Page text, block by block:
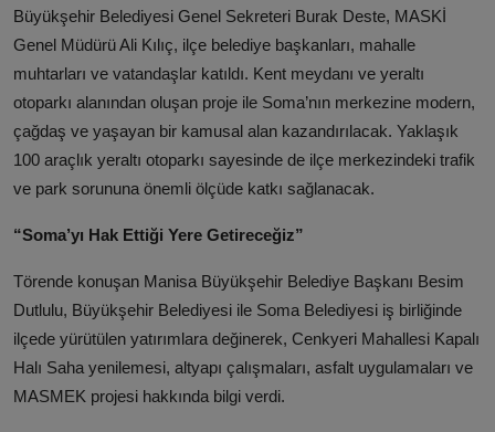
Büyükşehir Belediyesi Genel Sekreteri Burak Deste, MASKİ
Genel Müdürü Ali Kılıç, ilçe belediye başkanları, mahalle
muhtarları ve vatandaşlar katıldı. Kent meydanı ve yeraltı
otoparkı alanından oluşan proje ile Soma’nın merkezine modern,
çağdaş ve yaşayan bir kamusal alan kazandırılacak. Yaklaşık
100 araçlık yeraltı otoparkı sayesinde de ilçe merkezindeki trafik
ve park sorununa önemli ölçüde katkı sağlanacak.
“Soma’yı Hak Ettiği Yere Getireceğiz”
Törende konuşan Manisa Büyükşehir Belediye Başkanı Besim
Dutlulu, Büyükşehir Belediyesi ile Soma Belediyesi iş birliğinde
ilçede yürütülen yatırımlara değinerek, Cenkyeri Mahallesi Kapalı
Halı Saha yenilemesi, altyapı çalışmaları, asfalt uygulamaları ve
MASMEK projesi hakkında bilgi verdi.